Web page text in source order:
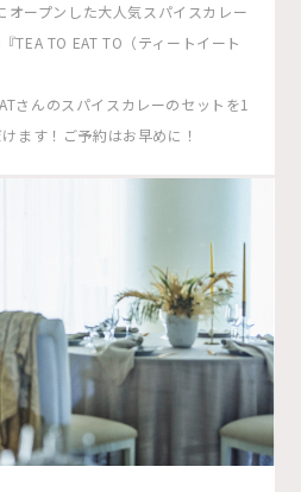
ープンした大人気スパイスカレー
TEA TO EAT TO（ティートイート
さんのスパイスカレーのセットを1
ます！ご予約はお早めに！